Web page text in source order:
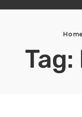
Tag: